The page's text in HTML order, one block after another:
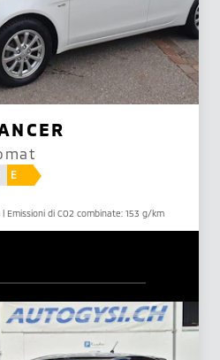
E
Emissioni di CO2 combinate: 153 g/km